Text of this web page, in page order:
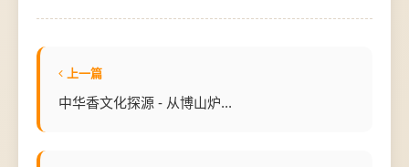
上一篇
中华香文化探源 - 从博山炉...